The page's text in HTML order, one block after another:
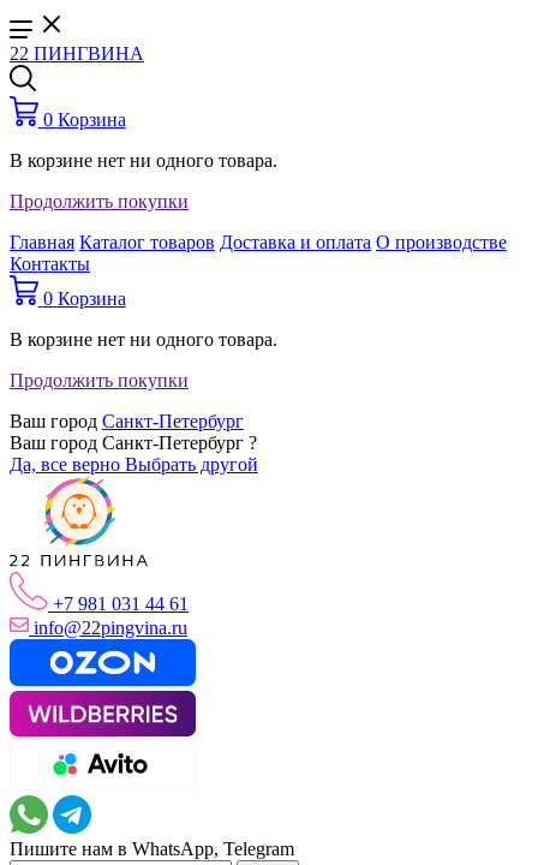
22 ПИНГВИНА
0 Корзина
В корзине нет ни одного товара.
Продолжить покупки
Главная Каталог товаров Доставка и оплата О производстве
Контакты
0 Корзина
В корзине нет ни одного товара.
Продолжить покупки
Ваш город Санкт-Петербург
Ваш город Санкт-Петербург ?
Да, все верно Выбрать другой
+7 981 031 44 61
info@22pingvina.ru
Пишите нам в WhatsApp, Telegram